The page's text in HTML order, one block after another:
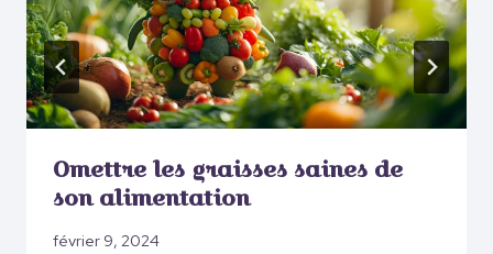
Omettre les graisses saines de
son alimentation
février 9, 2024